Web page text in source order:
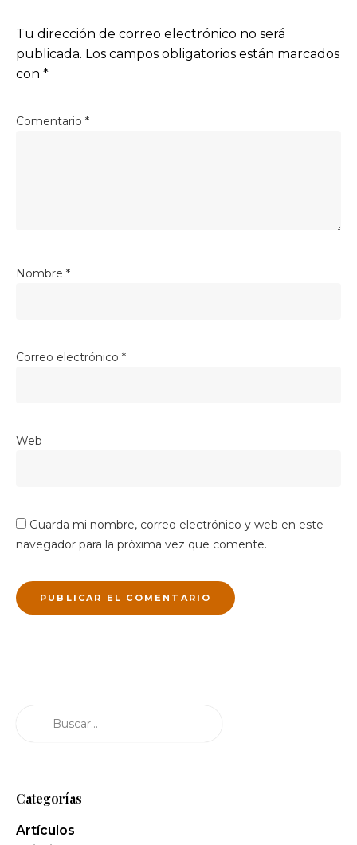
Tu dirección de correo electrónico no será
publicada. Los campos obligatorios están marcados
con *
Comentario *
Nombre *
Correo electrónico *
Web
Guarda mi nombre, correo electrónico y web en este
navegador para la próxima vez que comente.
Categorías
Artículos